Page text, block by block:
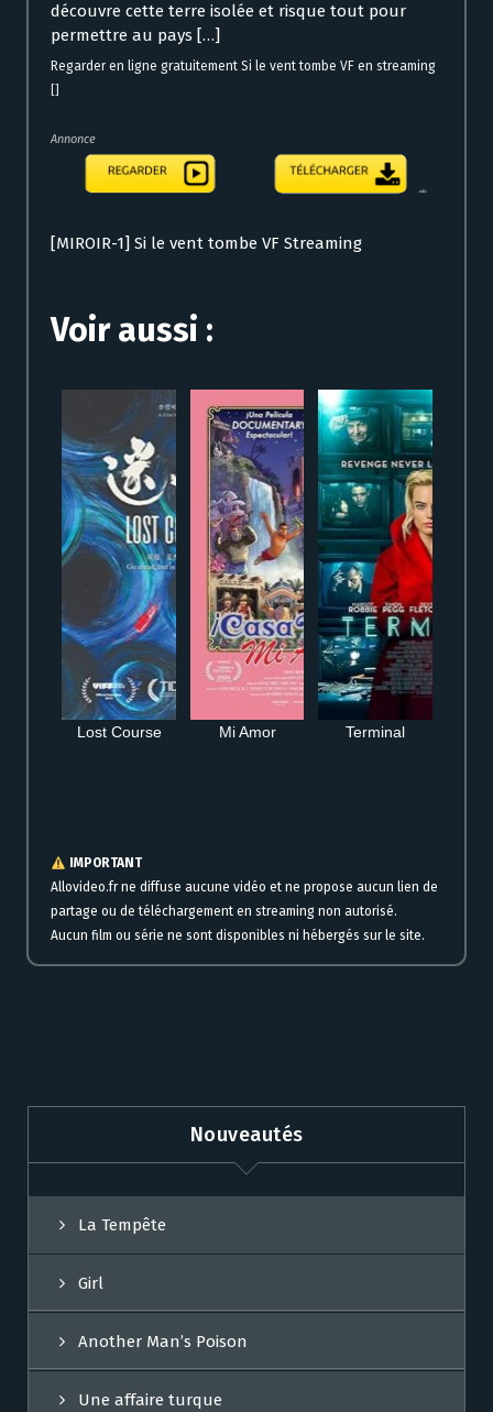
découvre cette terre isolée et risque tout pour
permettre au pays […]
Regarder en ligne gratuitement Si le vent tombe VF en streaming
Annonce
[MIROIR-1] Si le vent tombe VF Streaming
Voir aussi :
Lost Course Mi Amor Terminal
IMPORTANT
Allovideo.fr ne diffuse aucune vidéo et ne propose aucun lien de
partage ou de téléchargement en streaming non autorisé.
Aucun film ou série ne sont disponibles ni hébergés sur le site.
Nouveautés
La Tempête
Girl
Another Man’s Poison
Une affaire turque